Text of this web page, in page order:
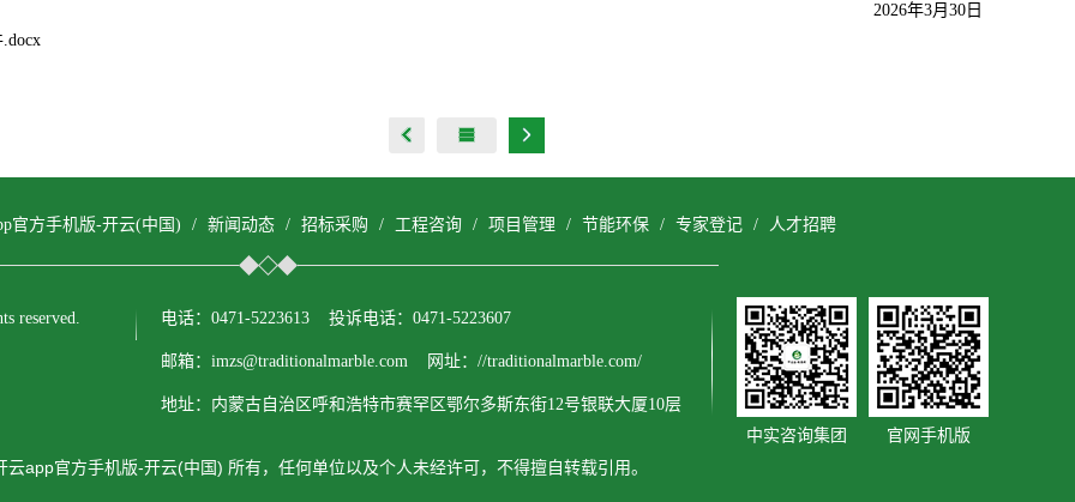
2026年3月30日
.docx
官方手机版-开云(中国) / 新闻动态 / 招标采购 / 工程咨询 / 项目管理 / 节能环保 / 专家登记 / 人才招聘
reserved. 电话：0471-5223613 投诉电话：0471-5223607
邮箱：imzs@traditionalmarble.com 网址：//traditionalmarble.com/
地址：内蒙古自治区呼和浩特市赛罕区鄂尔多斯东街12号银联大厦10层
中实咨询集团
官网手机版
云app官方手机版-开云(中国) 所有，任何单位以及个人未经许可，不得擅自转载引用。